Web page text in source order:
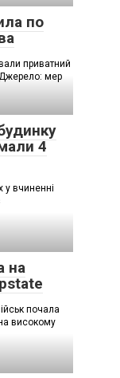
по
приватний
мер
4
у вчиненні
на
почала
високому